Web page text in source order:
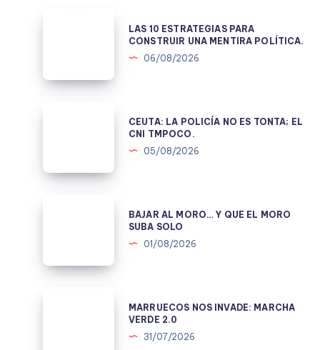
CONSTRUIR
LAS 10 ESTRATEGIAS PARA
CONSTRUIR UNA MENTIRA POLÍTICA.
06/08/2026
ES
CEUTA: LA POLICÍA NO ES TONTA; EL
CNI TMPOCO.
05/08/2026
QUE
BAJAR AL MORO… Y QUE EL MORO
SUBA SOLO
01/08/2026
MARRUECOS NOS INVADE: MARCHA
VERDE 2.0
31/07/2026